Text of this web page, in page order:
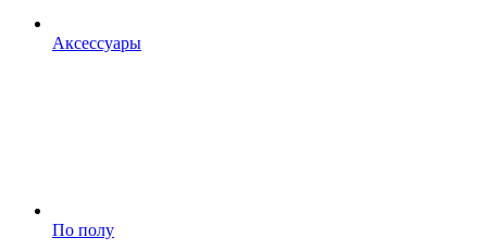
Аксессуары
По полу